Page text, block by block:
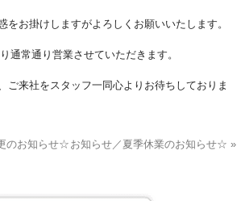
をお掛けしますがよろしくお願いいたします。
通常通り営業させていただきます。
ご来社をスタッフ一同心よりお待ちしておりま
のお知らせ☆ お知らせ／夏季休業のお知らせ☆ »